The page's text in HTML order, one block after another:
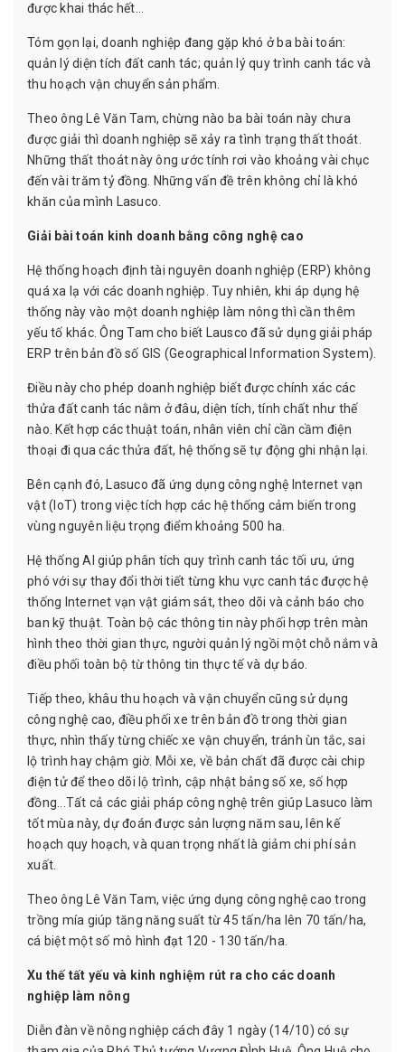
được khai thác hết…
Tóm gọn lại, doanh nghiệp đang gặp khó ở ba bài toán:
quản lý diện tích đất canh tác; quản lý quy trình canh tác và
thu hoạch vận chuyển sản phẩm.
Theo ông Lê Văn Tam, chừng nào ba bài toán này chưa
được giải thì doanh nghiệp sẽ xảy ra tình trạng thất thoát.
Những thất thoát này ông ước tính rơi vào khoảng vài chục
đến vài trăm tỷ đồng. Những vấn đề trên không chỉ là khó
khăn của mình Lasuco.
Giải bài toán kinh doanh bằng công nghệ cao
Hệ thống hoạch định tài nguyên doanh nghiệp (ERP) không
quá xa lạ với các doanh nghiệp. Tuy nhiên, khi áp dụng hệ
thống này vào một doanh nghiệp làm nông thì cần thêm
yếu tố khác. Ông Tam cho biết Lausco đã sử dụng giải pháp
ERP trên bản đồ số GIS (Geographical Information System).
Điều này cho phép doanh nghiệp biết được chính xác các
thửa đất canh tác nằm ở đâu, diện tích, tính chất như thế
nào. Kết hợp các thuật toán, nhân viên chỉ cần cầm điện
thoại đi qua các thửa đất, hệ thống sẽ tự động ghi nhận lại.
Bên cạnh đó, Lasuco đã ứng dụng công nghệ Internet vạn
vật (IoT) trong việc tích hợp các hệ thống cảm biến trong
vùng nguyên liệu trọng điểm khoảng 500 ha.
Hệ thống AI giúp phân tích quy trình canh tác tối ưu, ứng
phó với sự thay đổi thời tiết từng khu vực canh tác được hệ
thống Internet vạn vật giám sát, theo dõi và cảnh báo cho
ban kỹ thuật. Toàn bộ các thông tin này phối hợp trên màn
hình theo thời gian thực, người quản lý ngồi một chỗ nắm và
điều phối toàn bộ từ thông tin thực tế và dự báo.
Tiếp theo, khâu thu hoạch và vận chuyển cũng sử dụng
công nghệ cao, điều phối xe trên bản đồ trong thời gian
thực, nhìn thấy từng chiếc xe vận chuyển, tránh ùn tắc, sai
lộ trình hay chậm giờ. Mỗi xe, về bản chất đã được cài chip
điện tử để theo dõi lộ trình, cập nhật bảng số xe, số hợp
đồng...Tất cả các giải pháp công nghệ trên giúp Lasuco làm
tốt mùa này, dự đoán được sản lượng năm sau, lên kế
hoạch quy hoạch, và quan trọng nhất là giảm chi phí sản
xuất.
Theo ông Lê Văn Tam, việc ứng dụng công nghệ cao trong
trồng mía giúp tăng năng suất từ 45 tấn/ha lên 70 tấn/ha,
cá biệt một số mô hình đạt 120 - 130 tấn/ha.
Xu thế tất yếu và kinh nghiệm rút ra cho các doanh
nghiệp làm nông
Diễn đàn về nông nghiệp cách đây 1 ngày (14/10) có sự